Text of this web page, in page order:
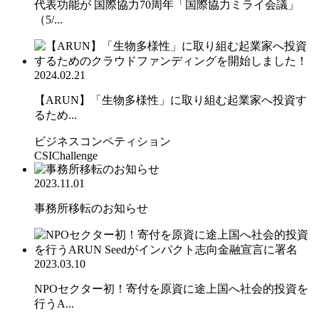
代表功能が 国際協力70周年「国際協力ミライ会議」
（5/...
2024.02.21
【ARUN】「生物多様性」に取り組む起業家へ投資す
るため...
ビジネスコンペティション
CSIChallenge
2023.11.01
事務所移転のお知らせ
2023.03.10
NPOセクター初！寄付を原資に途上国へ社会的投資を
行うA...